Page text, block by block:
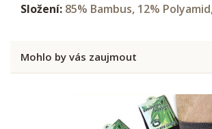
Složení: 85% Bambus, 12%
Mohlo by vás zaujmout